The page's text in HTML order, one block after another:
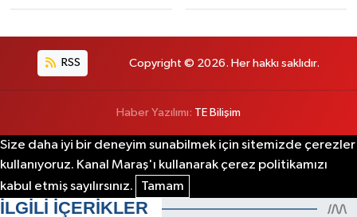
RSS Copyright © 2026. Her hakkı saklıdır.
Haber Yazılımı: TE Bilişim
Size daha iyi bir deneyim sunabilmek için sitemizde çerezler
kullanıyoruz. Kanal Maraş'ı kullanarak çerez politikamızı
kabul etmiş sayılırsınız.
Tamam